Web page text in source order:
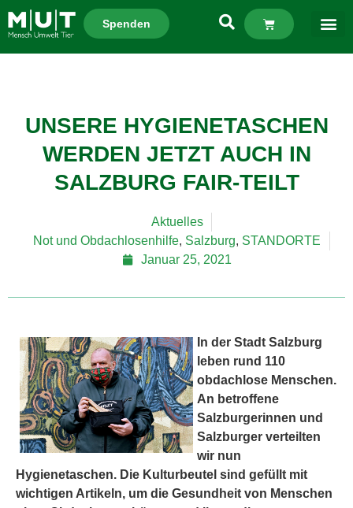
Spenden
UNSERE HYGIENETASCHEN
WERDEN JETZT AUCH IN
SALZBURG FAIR-TEILT
Aktuelles
Not und Obdachlosenhilfe, Salzburg, STANDORTE
Januar 25, 2021
In der Stadt Salzburg
leben rund 110
obdachlose Menschen.
An betroffene
Salzburgerinnen und
Salzburger verteilten
wir nun
Hygienetaschen. Die Kulturbeutel sind gefüllt mit
wichtigen Artikeln, um die Gesundheit von Menschen